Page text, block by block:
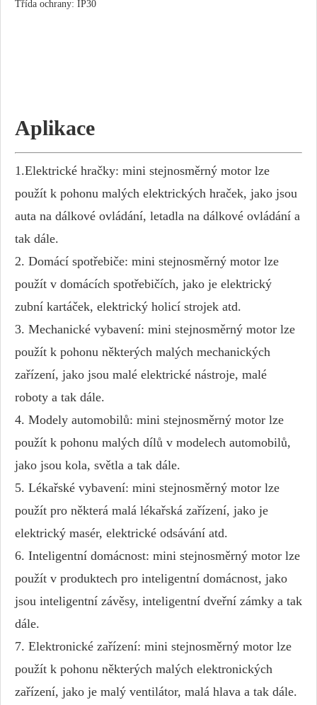
Třída ochrany: IP30
Aplikace
1.Elektrické hračky: mini stejnosměrný motor lze
použít k pohonu malých elektrických hraček, jako jsou
auta na dálkové ovládání, letadla na dálkové ovládání a
tak dále.
2. Domácí spotřebiče: mini stejnosměrný motor lze
použít v domácích spotřebičích, jako je elektrický
zubní kartáček, elektrický holicí strojek atd.
3. Mechanické vybavení: mini stejnosměrný motor lze
použít k pohonu některých malých mechanických
zařízení, jako jsou malé elektrické nástroje, malé
roboty a tak dále.
4. Modely automobilů: mini stejnosměrný motor lze
použít k pohonu malých dílů v modelech automobilů,
jako jsou kola, světla a tak dále.
5. Lékařské vybavení: mini stejnosměrný motor lze
použít pro některá malá lékařská zařízení, jako je
elektrický masér, elektrické odsávání atd.
6. Inteligentní domácnost: mini stejnosměrný motor lze
použít v produktech pro inteligentní domácnost, jako
jsou inteligentní závěsy, inteligentní dveřní zámky a tak
dále.
7. Elektronické zařízení: mini stejnosměrný motor lze
použít k pohonu některých malých elektronických
zařízení, jako je malý ventilátor, malá hlava a tak dále.